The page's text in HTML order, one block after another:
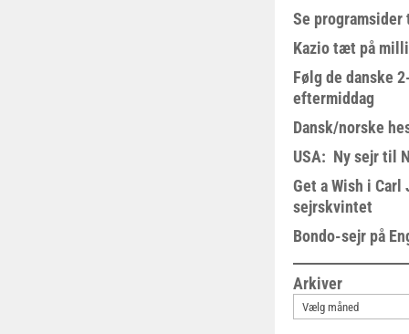
Se
Kazio tæt på
Følg de danske
eftermiddag
Dansk/norske
USA: Ny sejr til
Get a Wish i Carl
sejrskvintet
Bondo-sejr på
Arkiver